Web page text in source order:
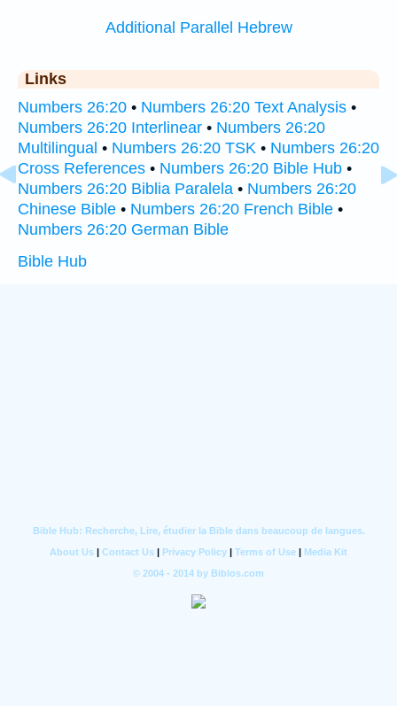
Additional Parallel Hebrew
Links
Numbers 26:20 • Numbers 26:20 Text Analysis •
Numbers 26:20 Interlinear • Numbers 26:20
Multilingual • Numbers 26:20 TSK • Numbers 26:20
Cross References • Numbers 26:20 Bible Hub •
Numbers 26:20 Biblia Paralela • Numbers 26:20
Chinese Bible • Numbers 26:20 French Bible •
Numbers 26:20 German Bible
Bible Hub